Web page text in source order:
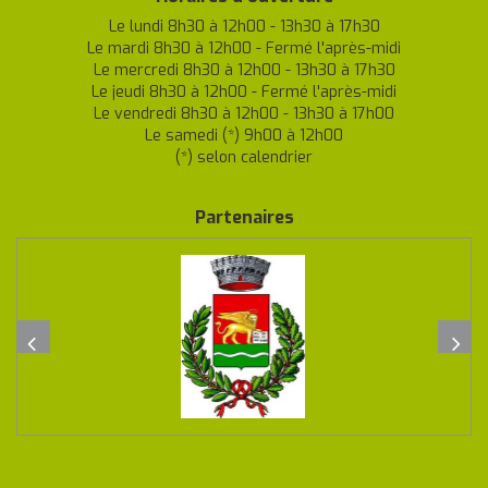
Le lundi 8h30 à 12h00 - 13h30 à 17h30
Le mardi 8h30 à 12h00 - Fermé l'après-midi
Le mercredi 8h30 à 12h00 - 13h30 à 17h30
Le jeudi 8h30 à 12h00 - Fermé l'après-midi
Le vendredi 8h30 à 12h00 - 13h30 à 17h00
Le samedi (*) 9h00 à 12h00
(*) selon calendrier
Partenaires